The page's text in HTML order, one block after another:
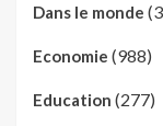
Dans le monde
Economie (988)
Education (277)